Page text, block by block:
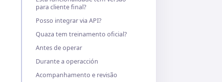
para cliente final?
Posso integrar via API?
Quaza tem treinamento oficial?
Antes de operar
Durante a operacción
Acompanhamento e revisão